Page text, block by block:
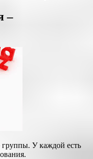
–
У каждой есть